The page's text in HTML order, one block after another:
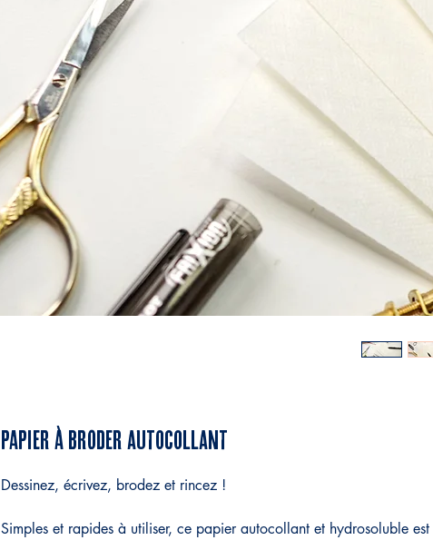
PAPIER À BRODER autocollant
Dessinez, écrivez, brodez et rincez !
Simples et rapides à utiliser, ce papier autocollant et hydrosoluble